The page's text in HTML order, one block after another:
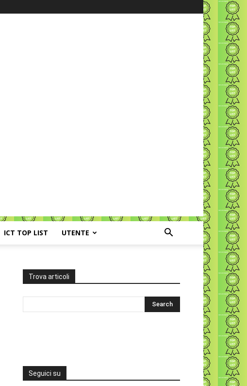
ICT TOP LIST UTENTE
Trova articoli
Seguici su